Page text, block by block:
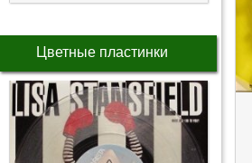
Цветные пластинки